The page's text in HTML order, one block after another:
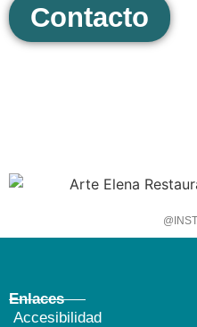
Contacto
Enlaces
Accesibilidad